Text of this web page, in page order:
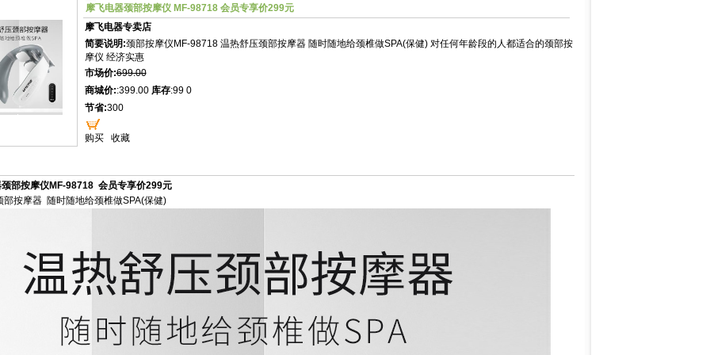
摩飞电器颈部按摩仪 MF-98718 会员专享价299元
摩飞电器专卖店
简要说明:颈部按摩仪MF-98718 温热舒压颈部按摩器 随时随地给颈椎做SPA(保健) 对任何年龄段的人都适合的颈部按
摩仪 经济实惠
市场价:699.00
商城价::399.00 库存:99 0
节省:300
购买 收藏
部按摩仪MF-98718 会员专享价299元
部按摩器 随时随地给颈椎做SPA(保健)